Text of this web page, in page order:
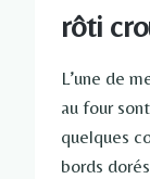
rôti
L’une de
au four
quelques
bords